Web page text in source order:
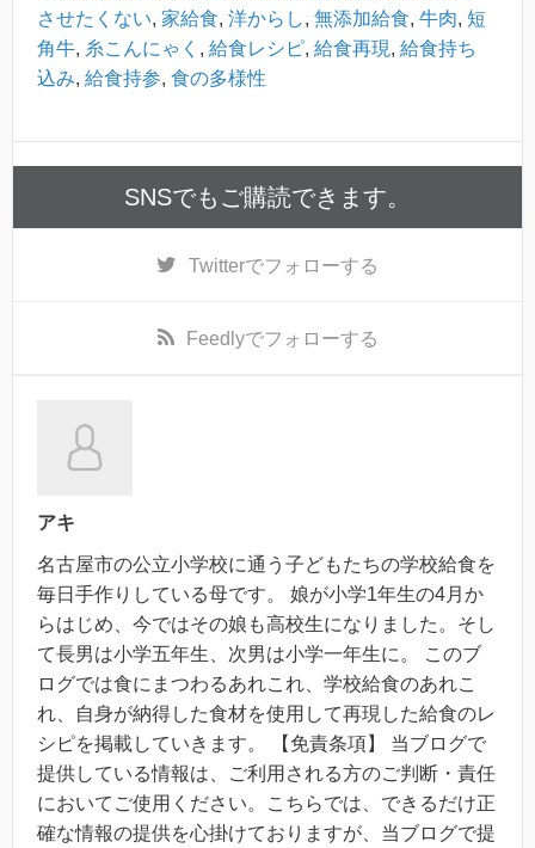
させたくない, 家給食, 洋からし, 無添加給食, 牛肉, 短
角牛, 糸こんにゃく , 給食レシピ, 給食再現, 給食持ち
込み, 給食持参, 食の多様性
SNSでもご購読できます。
Twitterでフォローする
Feedlyでフォローする
アキ
名古屋市の公立小学校に通う子どもたちの学校給食を
毎日手作りしている母です。 娘が小学1年生の4月か
らはじめ、今ではその娘も高校生になりました。そし
て長男は小学五年生、次男は小学一年生に。 このブ
ログでは食にまつわるあれこれ、学校給食のあれこ
れ、自身が納得した食材を使用して再現した給食のレ
シピを掲載していきます。 【免責条項】 当ブログで
提供している情報は、ご利用される方のご判断・責任
においてご使用ください。こちらでは、できるだけ正
確な情報の提供を心掛けておりますが、当ブログで提